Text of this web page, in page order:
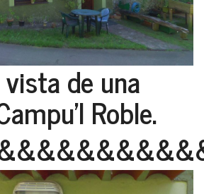
de una
Roble.